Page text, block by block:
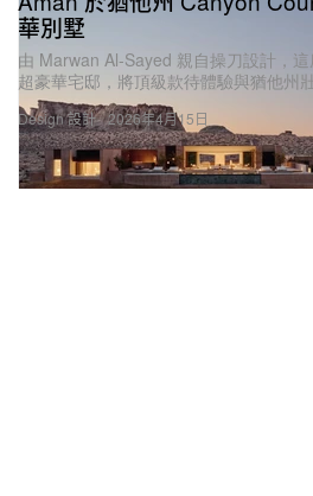
Design 設計
華別墅
由 Marwan Al-Sayed 親自操刀設計，
超豪華宅邸，將頂級款待體驗與猶他州
2026年4月15日